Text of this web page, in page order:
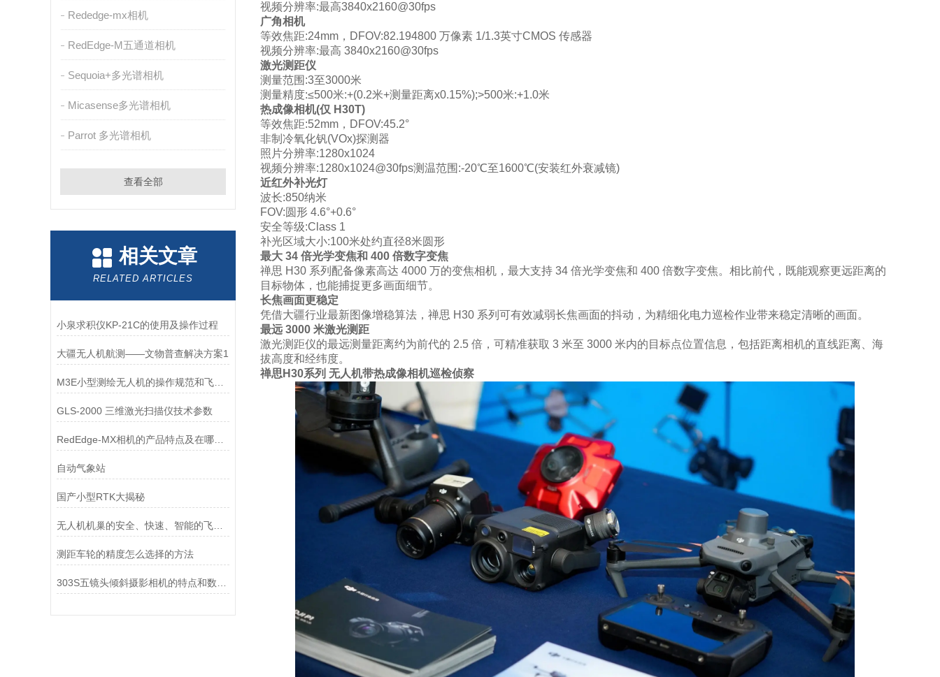
Rededge-mx相机
RedEdge-M五通道相机
Sequoia+多光谱相机
Micasense多光谱相机
Parrot 多光谱相机
查看全部
相关文章
RELATED ARTICLES
小泉求积仪KP-21C的使用及操作过程
大疆无人机航测——文物普查解决方案1
M3E小型测绘无人机的操作规范和飞行安全要求
GLS-2000 三维激光扫描仪技术参数
RedEdge-MX相机的产品特点及在哪些方面可以使用
自动气象站
国产小型RTK大揭秘
无人机机巢的安全、快速、智能的飞行管理中心
测距车轮的精度怎么选择的方法
视频分辨率:最高3840x2160@30fps
广角相机
等效焦距:24mm，DFOV:82.194800 万像素 1/1.3英寸CMOS 传感器
视频分辨率:最高 3840x2160@30fps
激光测距仪
测量范围:3至3000米
测量精度:≤500米:+(0.2米+测量距离x0.15%);>500米:+1.0米
热成像相机(仅 H30T)
等效焦距:52mm，DFOV:45.2°
非制冷氧化钒(VOx)探测器
照片分辨率:1280x1024
视频分辨率:1280x1024@30fps测温范围:-20℃至1600℃(安装红外衰减镜)
近红外补光灯
波长:850纳米
FOV:圆形 4.6°+0.6°
安全等级:Class 1
补光区域大小:100米处约直径8米圆形
最大 34 倍光学变焦和 400 倍数字变焦
禅思 H30 系列配备像素高达 4000 万的变焦相机，最大支持 34 倍光学变焦和 400 倍数字变焦。相比前代，既能观察更远距离的
目标物体，也能捕捉更多画面细节。
长焦画面更稳定
凭借大疆行业最新图像增稳算法，禅思 H30 系列可有效减弱长焦画面的抖动，为精细化电力巡检作业带来稳定清晰的画面。
最远 3000 米激光测距
激光测距仪的最远测量距离约为前代的 2.5 倍，可精准获取 3 米至 3000 米内的目标点位置信息，包括距离相机的直线距离、海
拔高度和经纬度。
禅思H30系列 无人机带热成像相机巡检侦察